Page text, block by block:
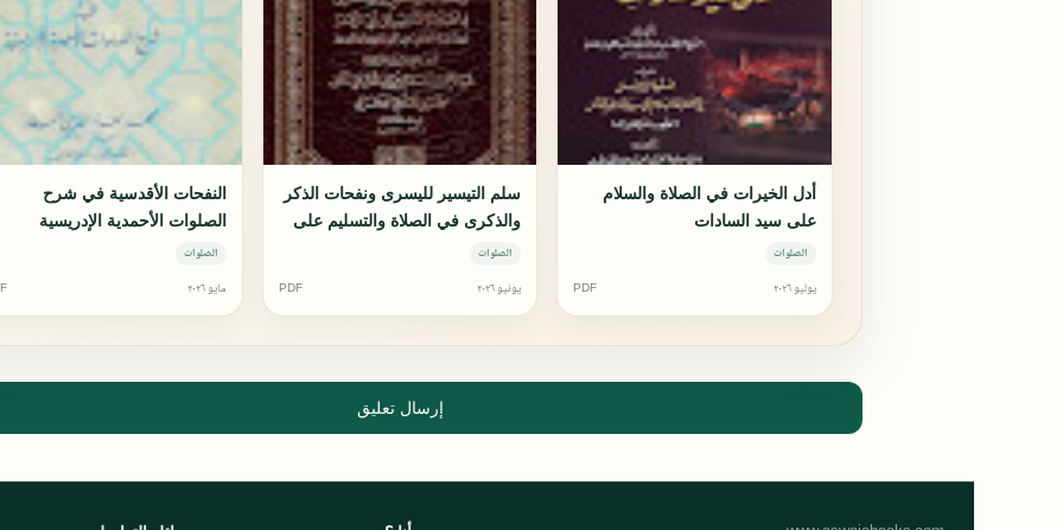
أدل الخيرات في الصلاة والسلام
على سيد السادات
الصلوات
يوليو ٢٠٢٦ PDF
سلم التيسير لليسرى ونفحات الذكر
والذكرى في الصلاة والتسليم على
أبي الزهراء سيدنا ومولانا محمد
الصلوات
يونيو ٢٠٢٦ PDF
النفحات الأقدسية في شرح
الصلوات الأحمدية الإدريسية
الصلوات
مايو ٢٠٢٦
إرسال تعليق